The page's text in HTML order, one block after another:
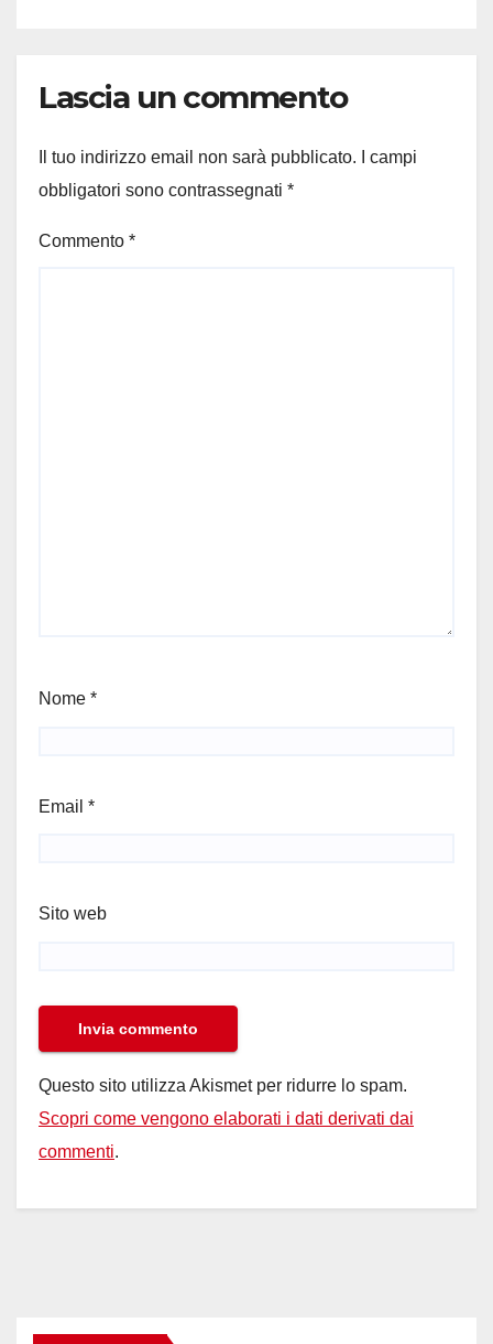
Lascia un commento
Il tuo indirizzo email non sarà pubblicato.
I campi
obbligatori sono contrassegnati *
Commento *
Nome *
Email *
Sito web
Questo sito utilizza Akismet per ridurre lo spam.
Scopri come vengono elaborati i dati derivati dai
commenti.